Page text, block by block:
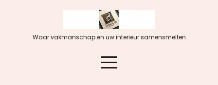
Waar vakmanschap en uw interieur samensmelten